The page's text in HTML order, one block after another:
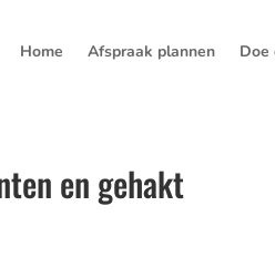
Home Afspraak plannen Doe
en gehakt